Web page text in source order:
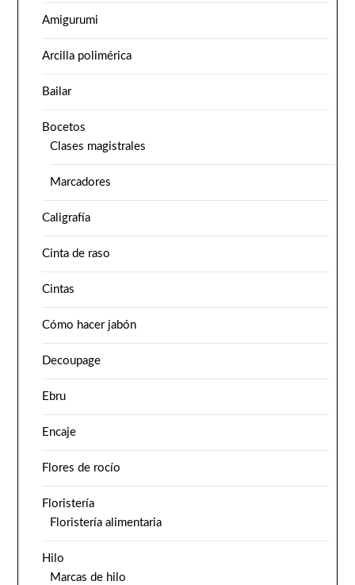
Amigurumi
Arcilla polimérica
Bailar
Bocetos
Clases magistrales
Marcadores
Caligrafía
Cinta de raso
Cintas
Cómo hacer jabón
Decoupage
Ebru
Encaje
Flores de rocío
Floristería
Floristería alimentaria
Hilo
Marcas de hilo